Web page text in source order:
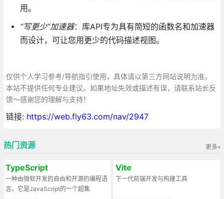
用。
“写更少”加速器：库API专为具有简短的函数名和加速器
而设计，可让您用更少的代码描述视图。
仅供个人学习参考/导航指引使用，具体请以第三方网站说明为准，
本站不提供任何专业建议。如果地址失效或描述有误，请联系站长反
馈～感谢您的理解与支持！
链接: https://web.fly63.com/nav/2947
更多»
热门资源
TypeScript
一种由微软开发的自由和开源的编程语
言。它是JavaScript的一个超集
Vite
下一代前端开发与构建工具